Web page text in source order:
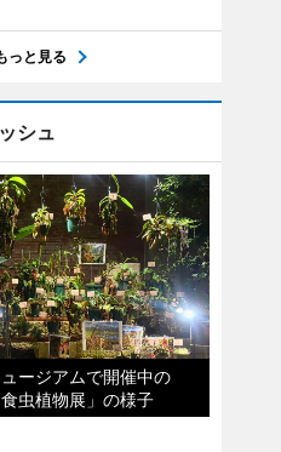
っと見る
シュ
ージアムで開催中の
食虫植物展」の様子